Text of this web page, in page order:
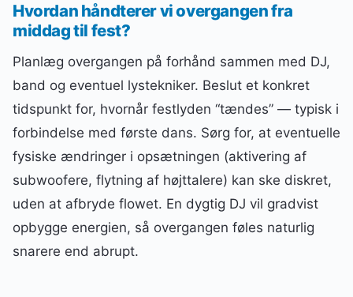
Hvordan håndterer vi overgangen fra
middag til fest?
Planlæg overgangen på forhånd sammen med DJ,
band og eventuel lystekniker. Beslut et konkret
tidspunkt for, hvornår festlyden “tændes” — typisk i
forbindelse med første dans. Sørg for, at eventuelle
fysiske ændringer i opsætningen (aktivering af
subwoofere, flytning af højttalere) kan ske diskret,
uden at afbryde flowet. En dygtig DJ vil gradvist
opbygge energien, så overgangen føles naturlig
snarere end abrupt.